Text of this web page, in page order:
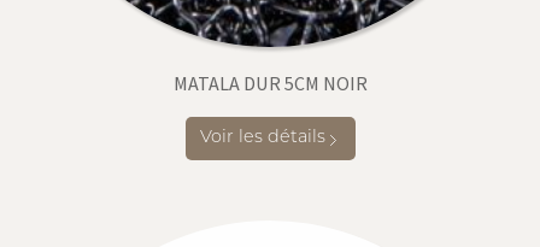
MATALA DUR 5CM NOIR
Voir les détails